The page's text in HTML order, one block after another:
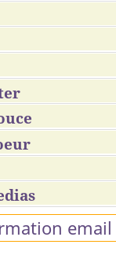
email